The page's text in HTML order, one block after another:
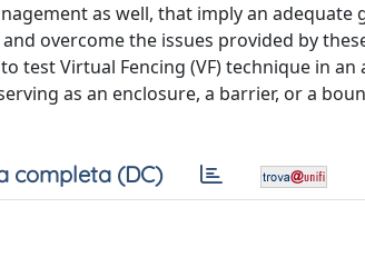
as well, that imply an adequate
overcome the issues provided by
test Virtual Fencing (VF) technique in
as an enclosure, a barrier, or a
completa (DC)